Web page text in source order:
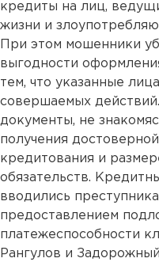
кредиты на лиц,
жизни и
При этом мошенники
выгодности
тем, что указанные
совершаемых
документы, не
получения
кредитования и
обязательств.
вводились
предоставлением
платежеспособности
Рангулов и